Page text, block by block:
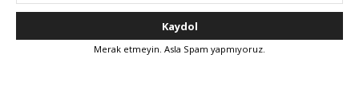
Merak etmeyin. Asla Spam yapmıyoruz.